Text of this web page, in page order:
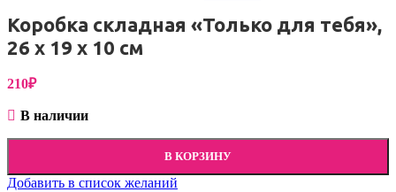
Коробка складная «Только для тебя»,
26 х 19 х 10 см
210₽
В наличии
В КОРЗИНУ
Добавить в список желаний